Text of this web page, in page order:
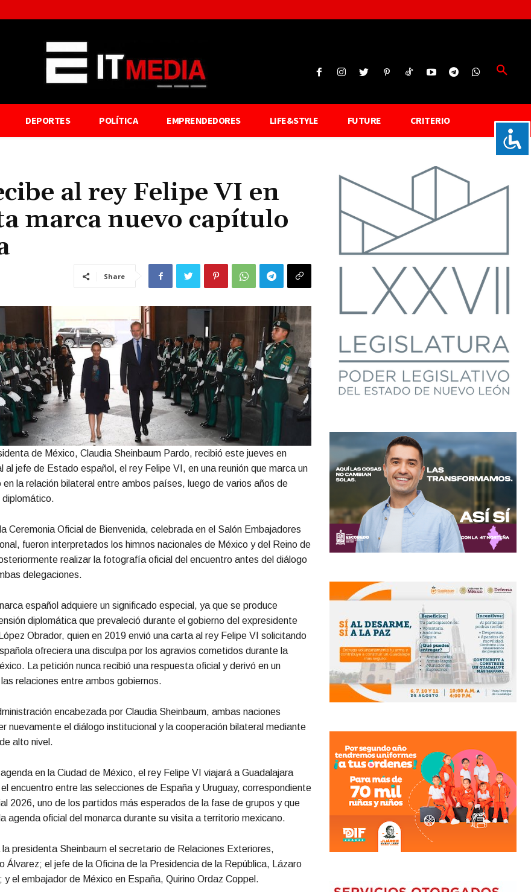
DEPORTES POLÍTICA EMPRENDEDORES LIFE&STYLE FUTURE CRITERIO
al rey Felipe VI en
marca nuevo capítulo
Share
de México, Claudia Sheinbaum Pardo, recibió este jueves en
al jefe de Estado español, el rey Felipe VI, en una reunión que marca un
en la relación bilateral entre ambos países, luego de varios años de
Ceremonia Oficial de Bienvenida, celebrada en el Salón Embajadores
fueron interpretados los himnos nacionales de México y del Reino de
realizar la fotografía oficial del encuentro antes del diálogo
delegaciones.
español adquiere un significado especial, ya que se produce
diplomática que prevaleció durante el gobierno del expresidente
Obrador, quien en 2019 envió una carta al rey Felipe VI solicitando
ofreciera una disculpa por los agravios cometidos durante la
La petición nunca recibió una respuesta oficial y derivó en un
relaciones entre ambos gobiernos.
encabezada por Claudia Sheinbaum, ambas naciones
nuevamente el diálogo institucional y la cooperación bilateral mediante
alto nivel.
en la Ciudad de México, el rey Felipe VI viajará a Guadalajara
encuentro entre las selecciones de España y Uruguay, correspondiente
2026, uno de los partidos más esperados de la fase de grupos y que
agenda oficial del monarca durante su visita a territorio mexicano.
presidenta Sheinbaum el secretario de Relaciones Exteriores,
Álvarez; el jefe de la Oficina de la Presidencia de la República, Lázaro
y el embajador de México en España, Quirino Ordaz Coppel.